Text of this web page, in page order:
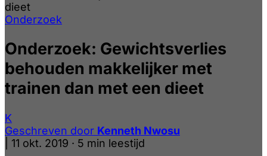
dieet
Onderzoek
Onderzoek: Gewichtsverlies
behouden makkelijker met
trainen dan met een dieet
K
Geschreven door Kenneth Nwosu
11 okt. 2019 · 5 min leestijd